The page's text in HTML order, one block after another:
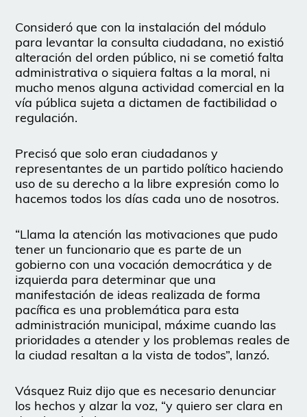
Consideró que con la instalación del módulo
para levantar la consulta ciudadana, no existió
alteración del orden público, ni se cometió falta
administrativa o siquiera faltas a la moral, ni
mucho menos alguna actividad comercial en la
vía pública sujeta a dictamen de factibilidad o
regulación.
Precisó que solo eran ciudadanos y
representantes de un partido político haciendo
uso de su derecho a la libre expresión como lo
hacemos todos los días cada uno de nosotros.
“Llama la atención las motivaciones que pudo
tener un funcionario que es parte de un
gobierno con una vocación democrática y de
izquierda para determinar que una
manifestación de ideas realizada de forma
pacífica es una problemática para esta
administración municipal, máxime cuando las
prioridades a atender y los problemas reales de
la ciudad resaltan a la vista de todos”, lanzó.
Vásquez Ruiz dijo que es necesario denunciar
los hechos y alzar la voz, “y quiero ser clara en